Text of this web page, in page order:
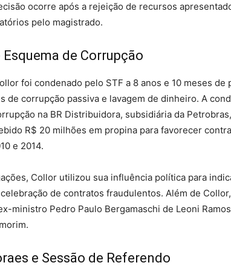
ocorre após a rejeição de recursos
pelo magistrado.
de Corrupção
foi condenado pelo STF a 8 anos e 10 meses de
de corrupção passiva e lavagem de dinheiro. A
na BR Distribuidora, subsidiária da
R$ 20 milhões em propina para favorecer
e 2014.
Collor utilizou sua influência política para
de contratos fraudulentos. Além de
ministro Pedro Paulo Bergamaschi de Leoni
e Sessão de Referendo